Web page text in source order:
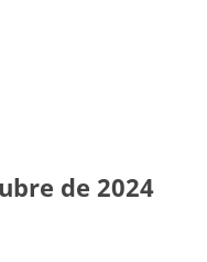
de 2024